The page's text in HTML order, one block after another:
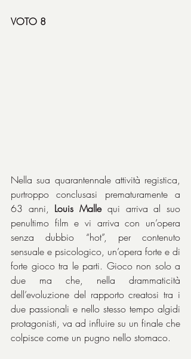
VOTO 8
Nella sua quarantennale attività registica,
purtroppo conclusasi prematuramente a
63 anni, Louis Malle qui arriva al suo
penultimo film e vi arriva con un’opera
senza dubbio “hot”, per contenuto
sensuale e psicologico, un’opera forte e di
forte gioco tra le parti. Gioco non solo a
due ma che, nella drammaticità
dell’evoluzione del rapporto creatosi tra i
due passionali e nello stesso tempo algidi
protagonisti, va ad influire su un finale che
colpisce come un pugno nello stomaco.